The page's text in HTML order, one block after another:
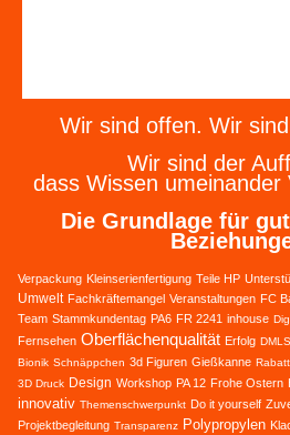
Wir sind offen. Wir
Wir sind der
dass Wissen umeinander
Die Grundlage für
Verpackung Kleinserienfertigung Teile HP
Umwelt Fachkräftemangel Veranstaltungen FC
Team Stammkundentag PA6 FR 2241 inhouse
Fernsehen Oberflächenqualität Erfolg DMLS
Bionik Schnäppchen 3d Figuren Gießkanne Rabatt
3D Druck Design Workshop PA 12 Frohe Ostern
innovativ Themenschwerpunkt Do it yourself
Projektbegleitung Transparenz Polypropylen